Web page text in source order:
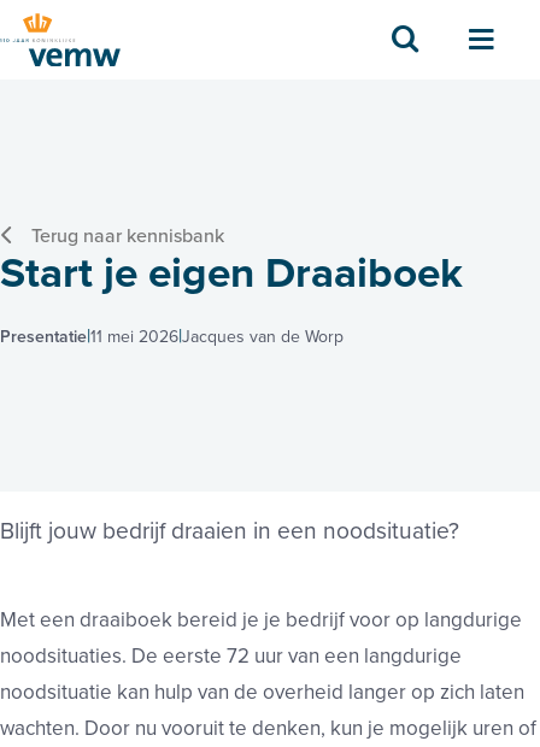
Zoek
Terug naar kennisbank
Start je eigen Draaiboek
Presentatie11 mei 2026Jacques van de Worp
Blijft jouw bedrijf draaien in een noodsituatie?
Met een draaiboek bereid je je bedrijf voor op langdurige
noodsituaties. De eerste 72 uur van een langdurige
noodsituatie kan hulp van de overheid langer op zich laten
wachten. Door nu vooruit te denken, kun je mogelijk uren of